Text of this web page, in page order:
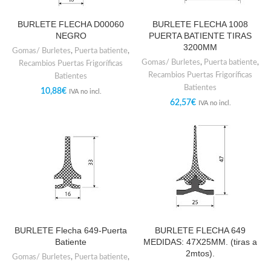
BURLETE FLECHA D00060
NEGRO
Gomas/ Burletes, Puerta batiente,
Recambios Puertas Frigoríficas
Batientes
10,88€ IVA no incl.
BURLETE FLECHA 1008
PUERTA BATIENTE TIRAS
3200MM
Gomas/ Burletes, Puerta batiente,
Recambios Puertas Frigoríficas
Batientes
62,57€ IVA no incl.
BURLETE Flecha 649-Puerta
Batiente
Gomas/ Burletes, Puerta batiente,
BURLETE FLECHA 649
MEDIDAS: 47X25MM. (tiras a
2mtos).